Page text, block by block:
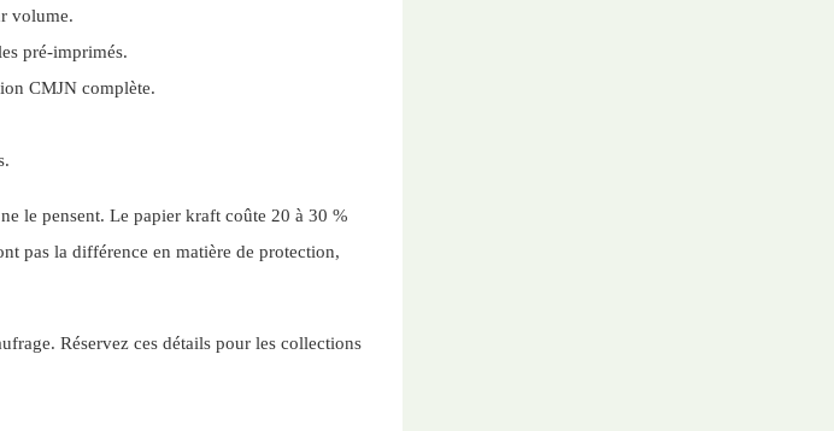
volume.
pré-imprimés.
CMJN complète.
le pensent. Le papier kraft coûte 20 à 30 %
pas la différence en matière de protection,
Réservez ces détails pour les collections